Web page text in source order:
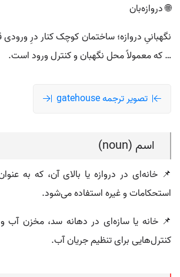
🌐 دروازه‌بان
نگهبانیِ دروازه؛ ساختمان کوچک کنار درِ ورودی
… که معمولاً محل نگهبان و کنترل ورود است.
تصویر ترجمه gatehouse
اسم (noun)
📌 خانه‌ای در دروازه یا بالای آن، که به عنوان
استحکامات و غیره استفاده می‌شود.
📌 خانه یا سازه‌ای در دهانه سد، مخزن آب و
کنترل‌هایی برای تنظیم جریان آب.